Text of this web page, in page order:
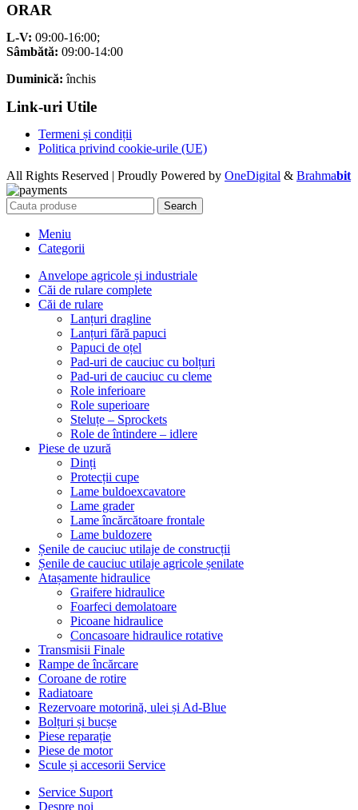
ORAR
L-V: 09:00-16:00;
Sâmbătă: 09:00-14:00
Duminică: închis
Link-uri Utile
Termeni și condiții
Politica privind cookie-urile (UE)
All Rights Reserved | Proudly Powered by OneDigital & Brahmabit
Search
Meniu
Categorii
Anvelope agricole și industriale
Căi de rulare complete
Căi de rulare
Lanțuri dragline
Lanțuri fără papuci
Papuci de oțel
Pad-uri de cauciuc cu bolțuri
Pad-uri de cauciuc cu cleme
Role inferioare
Role superioare
Steluțe – Sprockets
Role de întindere – idlere
Piese de uzură
Dinți
Protecții cupe
Lame buldoexcavatore
Lame grader
Lame încărcătoare frontale
Lame buldozere
Șenile de cauciuc utilaje de construcții
Șenile de cauciuc utilaje agricole șenilate
Atașamente hidraulice
Graifere hidraulice
Foarfeci demolatoare
Picoane hidraulice
Concasoare hidraulice rotative
Transmisii Finale
Rampe de încărcare
Coroane de rotire
Radiatoare
Rezervoare motorină, ulei și Ad-Blue
Bolțuri și bucșe
Piese reparație
Piese de motor
Scule și accesorii Service
Service Suport
Despre noi